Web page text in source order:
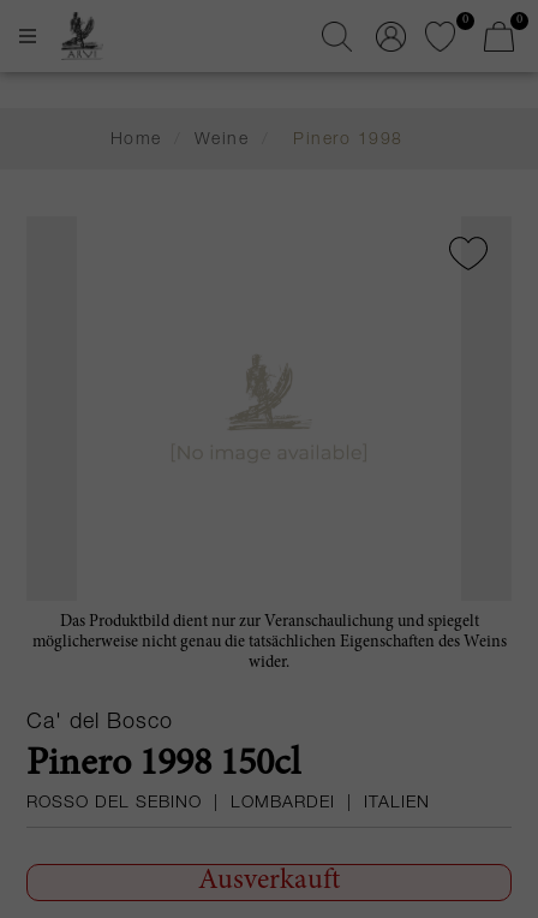
0 0
Home Weine Pinero 1998
Das Produktbild dient nur zur Veranschaulichung und spiegelt
möglicherweise nicht genau die tatsächlichen Eigenschaften des Weins
wider.
Ca' del Bosco
Pinero 1998 150cl
ROSSO DEL SEBINO LOMBARDEI ITALIEN
Ausverkauft